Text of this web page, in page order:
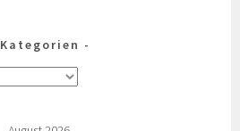
Kategorien